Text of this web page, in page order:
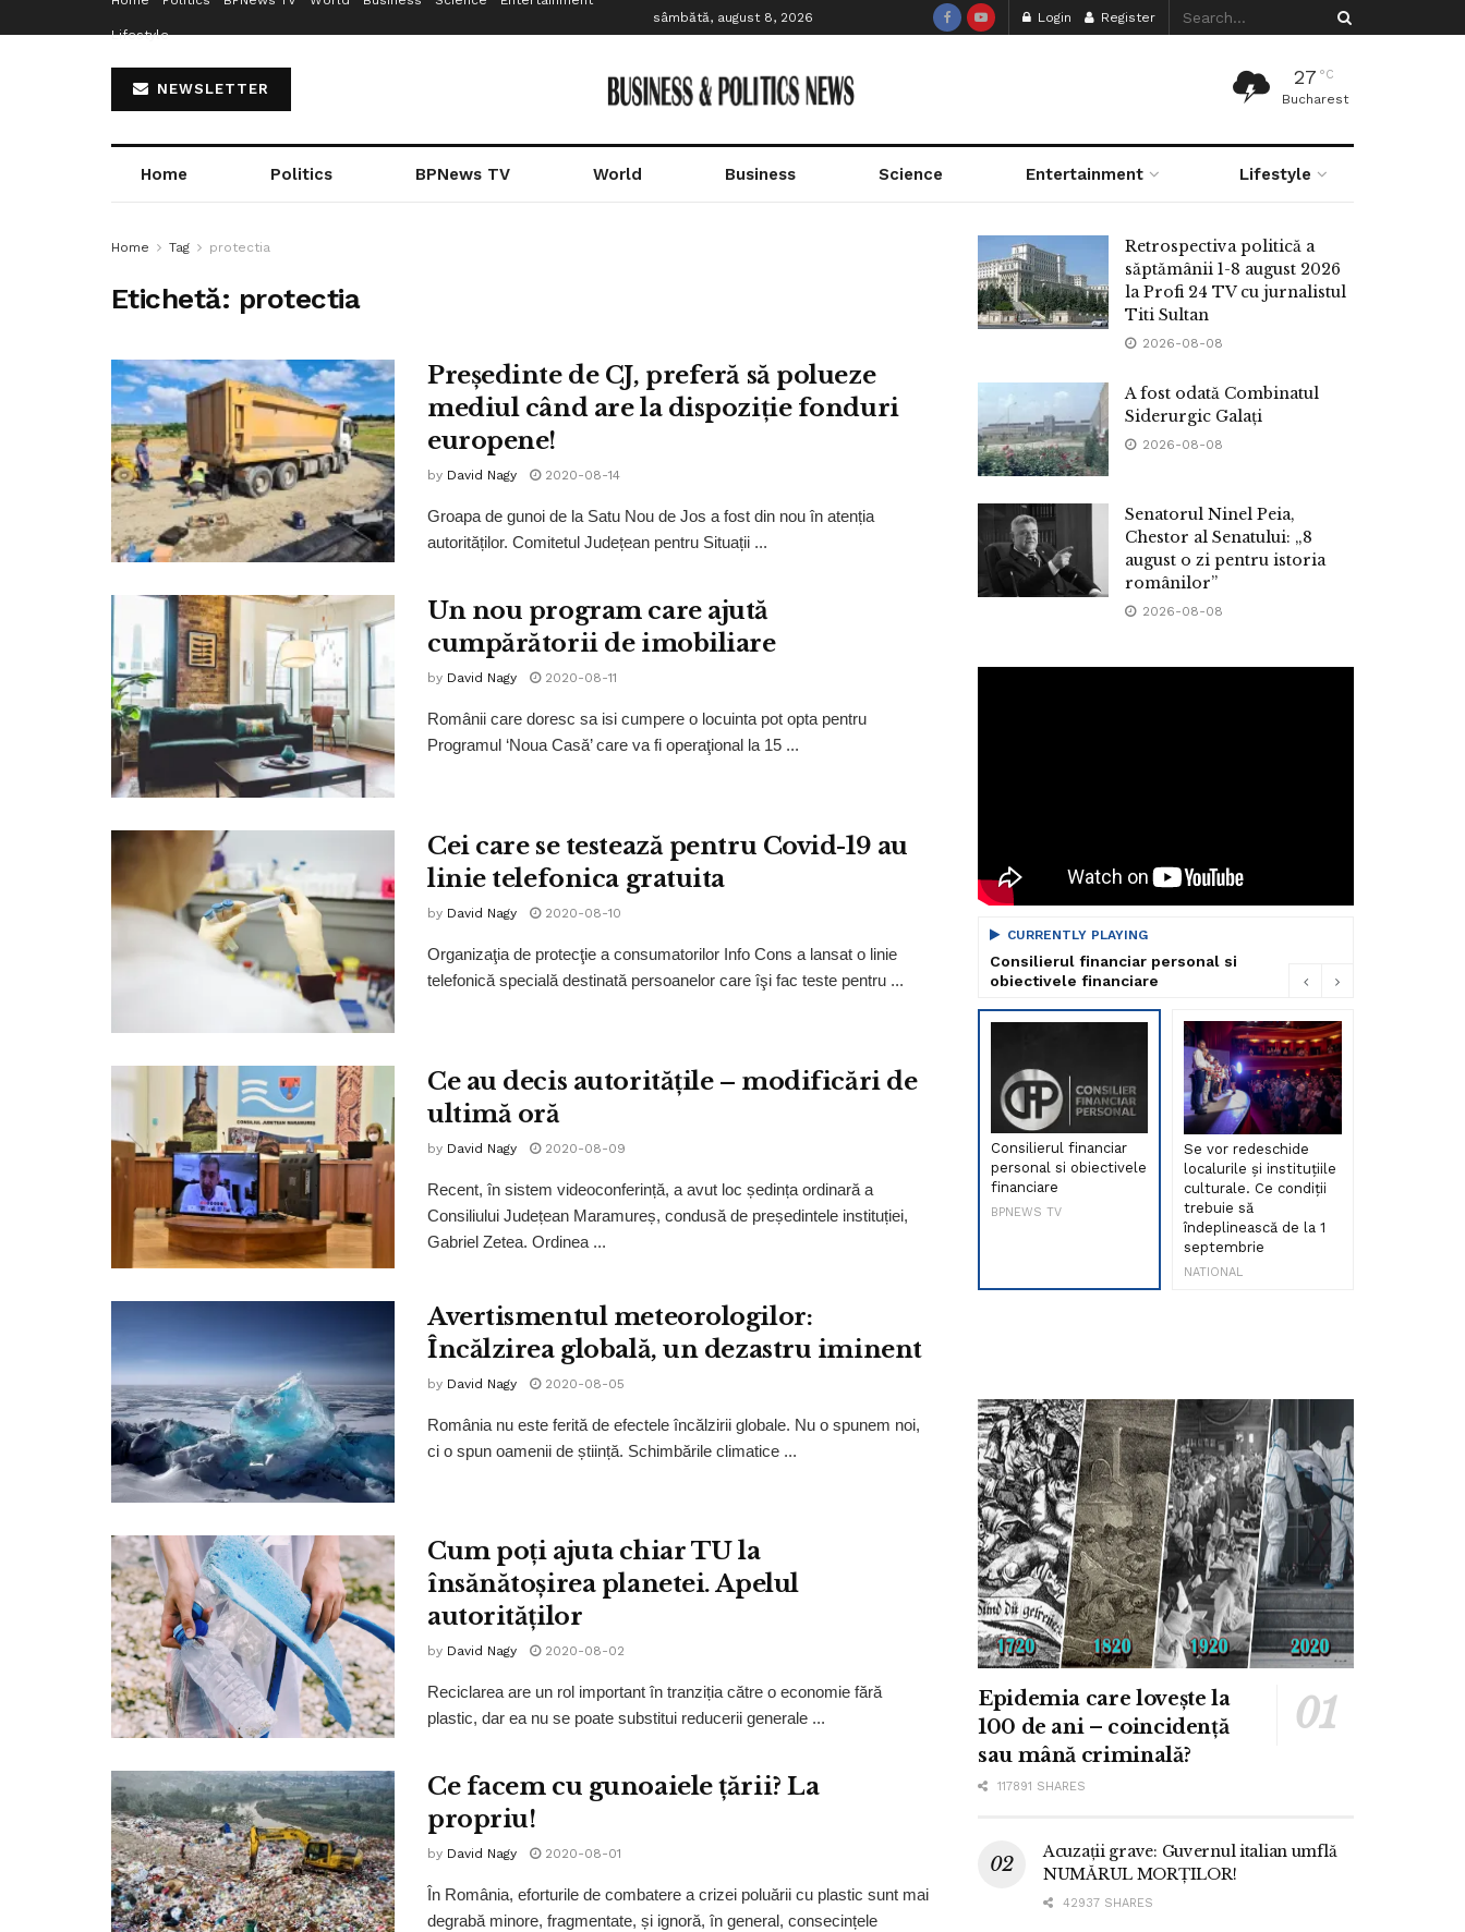
Lifestyle
sâmbătă, august 8, 2026 Login Register
NEWSLETTER
27 °C
Bucharest
Home Politics BPNews TV World Business Science Entertainment Lifestyle
Home Tag protectia
Etichetă: protectia
Președinte de CJ, preferă să polueze
mediul când are la dispoziție fonduri
europene!
by David Nagy 2020-08-14
Groapa de gunoi de la Satu Nou de Jos a fost din nou în atenția
autorităților. Comitetul Județean pentru Situații ...
Un nou program care ajută
cumpărătorii de imobiliare
by David Nagy 2020-08-11
Românii care doresc sa isi cumpere o locuinta pot opta pentru
Programul ‘Noua Casă’ care va fi operaţional la 15 ...
Cei care se testează pentru Covid-19 au
linie telefonica gratuita
by David Nagy 2020-08-10
Organizaţia de protecţie a consumatorilor Info Cons a lansat o linie
telefonică specială destinată persoanelor care îşi fac teste pentru ...
Ce au decis autoritățile – modificări de
ultimă oră
by David Nagy 2020-08-09
Recent, în sistem videoconferință, a avut loc ședința ordinară a
Consiliului Județean Maramureș, condusă de președintele instituției,
Gabriel Zetea. Ordinea ...
Avertismentul meteorologilor:
Încălzirea globală, un dezastru iminent
by David Nagy 2020-08-05
România nu este ferită de efectele încălzirii globale. Nu o spunem noi,
ci o spun oamenii de știință. Schimbările climatice ...
Cum poți ajuta chiar TU la
însănătoșirea planetei. Apelul
autorităților
by David Nagy 2020-08-02
Reciclarea are un rol important în tranziția către o economie fără
plastic, dar ea nu se poate substitui reducerii generale ...
Ce facem cu gunoaiele țării? La
propriu!
by David Nagy 2020-08-01
În România, eforturile de combatere a crizei poluării cu plastic sunt mai
degrabă minore, fragmentate, și ignoră, în general, consecințele
Retrospectiva politică a
săptămânii 1-8 august 2026
la Profi 24 TV cu jurnalistul
Titi Sultan
2026-08-08
A fost odată Combinatul
Siderurgic Galați
2026-08-08
Senatorul Ninel Peia,
Chestor al Senatului: „8
august o zi pentru istoria
românilor”
2026-08-08
CURRENTLY PLAYING
Consilierul financiar personal si
obiectivele financiare
Consilierul financiar
personal si obiectivele
financiare
BPNEWS TV
Se vor redeschide
localurile și instituțiile
culturale. Ce condiții
trebuie să
îndeplinească de la 1
septembrie
NATIONAL
Epidemia care lovește la
100 de ani – coincidență
sau mână criminală?
117891 SHARES
Acuzații grave: Guvernul italian umflă
NUMĂRUL MORȚILOR!
42937 SHARES